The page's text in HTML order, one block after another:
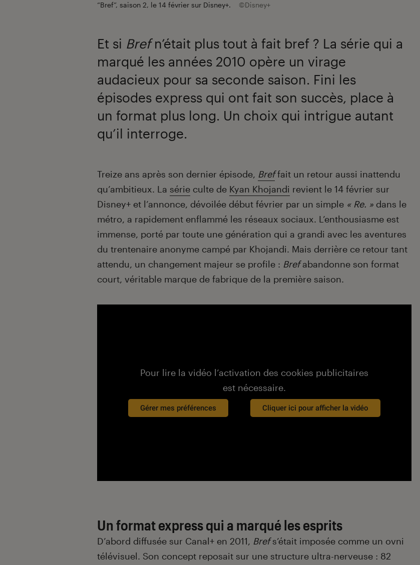
“Bref”, saison 2, le 14 février sur Disney+. ©Disney+
Et si Brefn’était plus tout à fait bref ? La série qui a
marqué les années 2010 opère un virage
audacieux pour sa seconde saison. Fini les
épisodes express qui ont fait son succès, place à
un format plus long. Un choix qui intrigue autant
qu’il interroge.
Introduction
Treize ans après son dernier épisode, Bref fait un retour aussi inattendu
qu’ambitieux. La série culte de Kyan Khojandi revient le 14 février sur
Disney+ et l’annonce, dévoilée début février par un simple « Re. » dans le
métro, a rapidement enflammé les réseaux sociaux. L’enthousiasme est
immense, porté par toute une génération qui a grandi avec les aventures
du trentenaire anonyme campé par Khojandi. Mais derrière ce retour tant
attendu, un changement majeur se profile : Brefabandonne son format
court, véritable marque de fabrique de la première saison.
Pour lire la vidéo l’activation des cookies publicitaires
est nécessaire.
Gérer mes préférences Cliquer ici pour afficher la vidéo
Un format express qui a marqué les esprits
D’abord diffusée sur Canal+ en 2011, Brefs’était imposée comme un ovni
télévisuel. Son concept reposait sur une structure ultra-nerveuse : 82